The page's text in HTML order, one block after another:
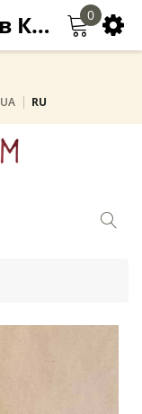
UA RU
0
Фикус Али купить в Киеве и Украине